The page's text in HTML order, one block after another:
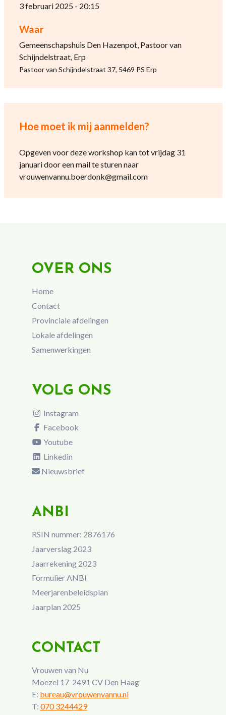
3 februari 2025 - 20:15
Waar
Gemeenschapshuis Den Hazenpot, Pastoor van
Schijndelstraat, Erp
Pastoor van Schijndelstraat 37, 5469 PS Erp
Hoe moet ik mij aanmelden?
Opgeven voor deze workshop kan tot vrijdag 31
januari door een mail te sturen naar
vrouwenvannu.boerdonk@gmail.com
OVER ONS
Home
Contact
Provinciale afdelingen
Lokale afdelingen
Samenwerkingen
VOLG ONS
Instagram
Facebook
Youtube
Linkedin
Nieuwsbrief
ANBI
RSIN nummer: 2876176
Jaarverslag 2023
Jaarrekening 2023
Formulier ANBI
Meerjarenbeleidsplan
Jaarplan 2025
CONTACT
Vrouwen van Nu
Moezel 17 2491 CV Den Haag
E: bureau@vrouwenvannu.nl
T: 070 3244429